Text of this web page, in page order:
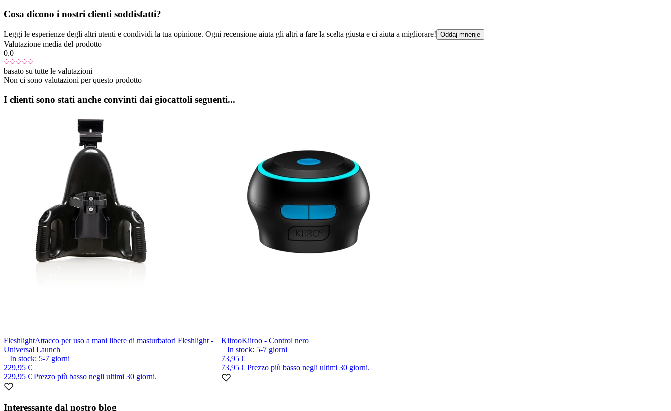
Cosa dicono i nostri clienti soddisfatti?
Leggi le esperienze degli altri utenti e condividi la tua opinione. Ogni recensione aiuta gli altri a fare la scelta giusta e ci aiuta a migliorare! Oddaj mnenje
Valutazione media del prodotto
0.0
basato su tutte le valutazioni
Non ci sono valutazioni per questo prodotto
I clienti sono stati anche convinti dai giocattoli seguenti...
FleshlightAttacco per uso a mani libere di masturbatori Fleshlight -
Universal Launch
In stock: 5-7 giorni
229,95 €
229,95 € Prezzo più basso negli ultimi 30 giorni.
KiirooKiiroo - Control nero
In stock: 5-7 giorni
73,95 €
73,95 € Prezzo più basso negli ultimi 30 giorni.
1
Interessante dal nostro blog